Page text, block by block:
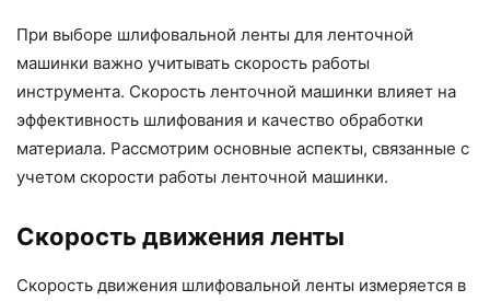
При выборе шлифовальной ленты для ленточной
машинки важно учитывать скорость работы
инструмента. Скорость ленточной машинки влияет на
эффективность шлифования и качество обработки
материала. Рассмотрим основные аспекты, связанные с
учетом скорости работы ленточной машинки.
Скорость движения ленты
Скорость движения шлифовальной ленты измеряется в